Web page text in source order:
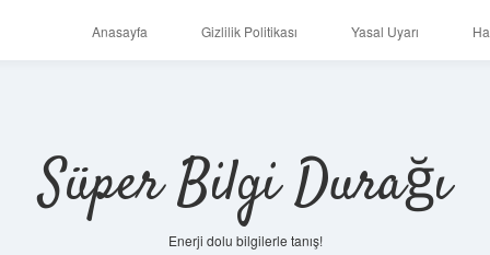
Anasayfa Gizlilik Politikası Yasal Uyarı
Süper Bilgi Durağı
Enerji dolu bilgilerle tanış!